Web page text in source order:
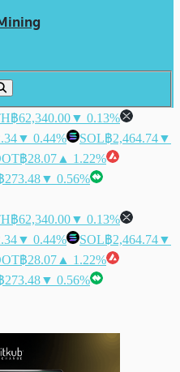
฿62,340.00▼ 0.13%
▼ 0.44% SOL฿2,464.74▼
฿28.07 ▲ 1.22%
273.48▼ 0.56%
฿62,340.00▼ 0.13%
▼ 0.44% SOL฿2,464.74▼
฿28.07 ▲ 1.22%
273.48▼ 0.56%